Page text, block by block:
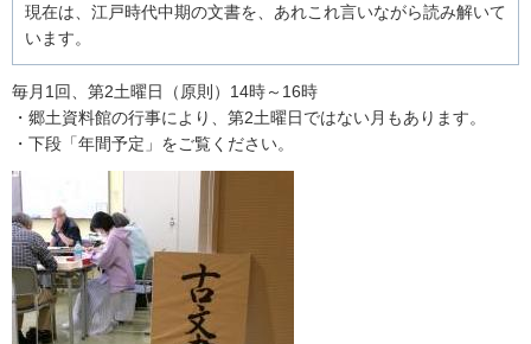
現在は、江戸時代中期の文書を、あれこれ言いながら読み解いて
います。
毎月1回、第2土曜日（原則）14時～16時
・郷土資料館の行事により、第2土曜日ではない月もあります。
・下段「年間予定」をご覧ください。